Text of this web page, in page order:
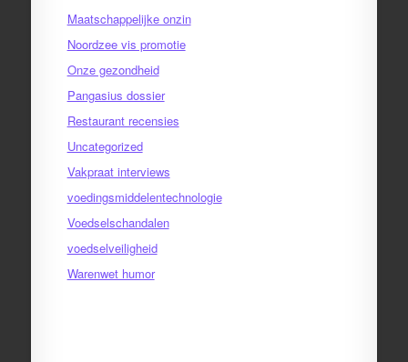
Maatschappelijke onzin
Noordzee vis promotie
Onze gezondheid
Pangasius dossier
Restaurant recensies
Uncategorized
Vakpraat interviews
voedingsmiddelentechnologie
Voedselschandalen
voedselveiligheid
Warenwet humor